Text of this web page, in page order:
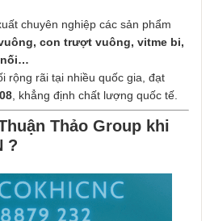
chuyên nghiệp các sản phẩm
con trượt vuông, vitme bi,
nối…
rộng rãi tại nhiều quốc gia, đạt
, khẳng định chất lượng quốc tế.
Thảo Group khi
?